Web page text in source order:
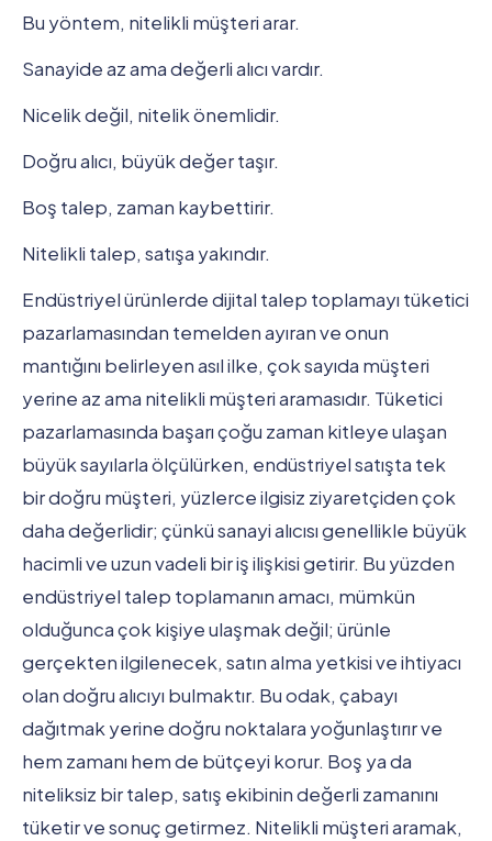
Bu yöntem, nitelikli müşteri arar.
Sanayide az ama değerli alıcı vardır.
Nicelik değil, nitelik önemlidir.
Doğru alıcı, büyük değer taşır.
Boş talep, zaman kaybettirir.
Nitelikli talep, satışa yakındır.
Endüstriyel ürünlerde dijital talep toplamayı tüketici
pazarlamasından temelden ayıran ve onun
mantığını belirleyen asıl ilke, çok sayıda müşteri
yerine az ama nitelikli müşteri aramasıdır. Tüketici
pazarlamasında başarı çoğu zaman kitleye ulaşan
büyük sayılarla ölçülürken, endüstriyel satışta tek
bir doğru müşteri, yüzlerce ilgisiz ziyaretçiden çok
daha değerlidir; çünkü sanayi alıcısı genellikle büyük
hacimli ve uzun vadeli bir iş ilişkisi getirir. Bu yüzden
endüstriyel talep toplamanın amacı, mümkün
olduğunca çok kişiye ulaşmak değil; ürünle
gerçekten ilgilenecek, satın alma yetkisi ve ihtiyacı
olan doğru alıcıyı bulmaktır. Bu odak, çabayı
dağıtmak yerine doğru noktalara yoğunlaştırır ve
hem zamanı hem de bütçeyi korur. Boş ya da
niteliksiz bir talep, satış ekibinin değerli zamanını
tüketir ve sonuç getirmez. Nitelikli müşteri aramak,